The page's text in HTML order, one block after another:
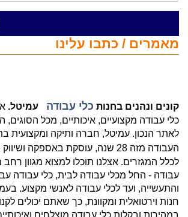
מאמרים / כתבו עלינו
קונים ונהנים בחנות כלי עבודה עמיטל.
כלי עבודה מקצועיים, איכותיים, מכל
לאתר הנכון. עמיטל, חברה ותיקה ומקצועית
העבודה מזה 28 שנה, עוסקת באספקה ושיווק של
לכלל המגזרים. אצלנו תוכלו למצוא מגוון
עבודה - החל מכלי עבודה לבית, כלי עבודה
והתעשייה, ועד לכלי עבודה לאנשי מקצוע.
חנות וירטואלית ומקוונת, כך שאתם יכולים
במהירות ובקלות כלי עבודה מוצלחים